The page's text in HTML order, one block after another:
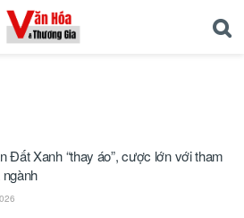
Đất Xanh “thay áo”, cược lớn với tham